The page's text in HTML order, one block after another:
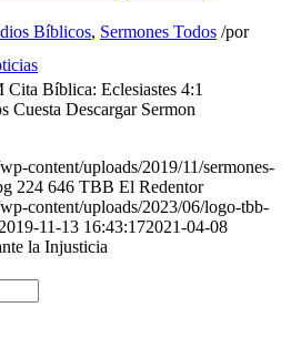
Bíblicos, Sermones Todos /por
Bíblica: Eclesiastes 4:1
Cuesta Descargar Sermon
content/uploads/2019/11/sermones-
224 646 TBB El Redentor
content/uploads/2023/06/logo-tbb-
11-13 16:43:172021-04-08
la Injusticia